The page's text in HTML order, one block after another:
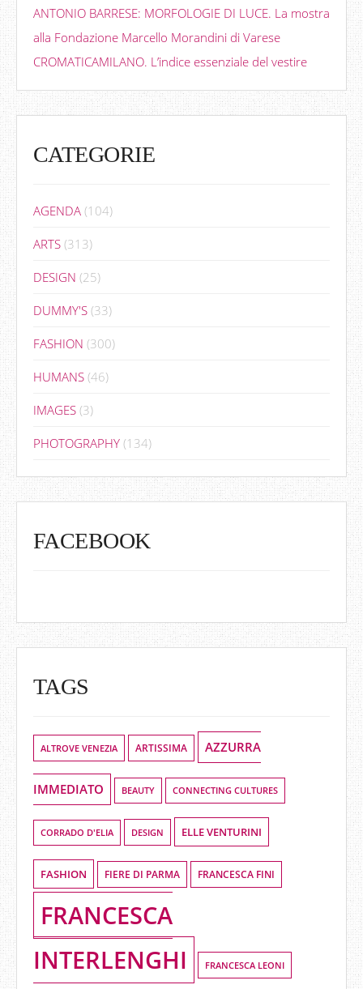
ANTONIO BARRESE: MORFOLOGIE DI LUCE. La mostra
alla Fondazione Marcello Morandini di Varese
CROMATICAMILANO. L’indice essenziale del vestire
CATEGORIE
AGENDA (104)
ARTS (313)
DESIGN (25)
DUMMY'S (33)
FASHION (300)
HUMANS (46)
IMAGES (3)
PHOTOGRAPHY (134)
FACEBOOK
TAGS
ALTROVE VENEZIA ARTISSIMA AZZURRA
IMMEDIATO BEAUTY CONNECTING CULTURES
CORRADO D'ELIA DESIGN ELLE VENTURINI
FASHION FIERE DI PARMA FRANCESCA FINI
FRANCESCA
INTERLENGHI
FRANCESCA LEONI